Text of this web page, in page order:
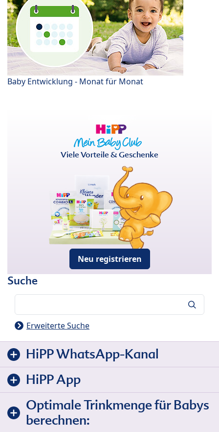
Baby Entwicklung - Monat für Monat
Viele Vorteile & Geschenke
Neu registrieren
Suche
Erweiterte Suche
HiPP WhatsApp-Kanal
HiPP App
Optimale Trinkmenge für Babys
berechnen: